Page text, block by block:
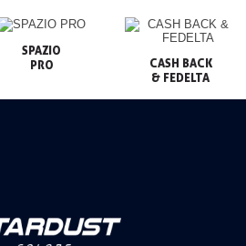
SPAZIO
PRO
CASH BACK
& FEDELTA